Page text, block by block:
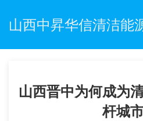
山西中昇华信清洁能
山西晋中为何成为
杆城